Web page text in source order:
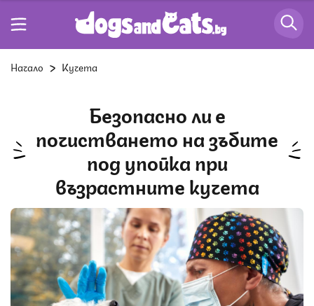
Начало Кучета
Безопасно ли е
почистването на зъбите
под упойка при
възрастните кучета